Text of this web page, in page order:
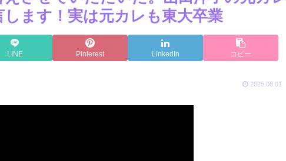
ます！実は元カレも東大卒業
LINE Pinterest LinkedIn コピー
2025.08.01